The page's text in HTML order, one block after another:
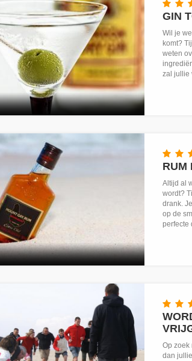
GIN
Wil je
komt?
weten
zal jullie
RUM
Altijd al
wordt?
drank.
op de
perfecte
Op zoek
dan